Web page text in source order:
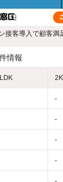
接客導入で顧客満
情報
-
-
-
-
-